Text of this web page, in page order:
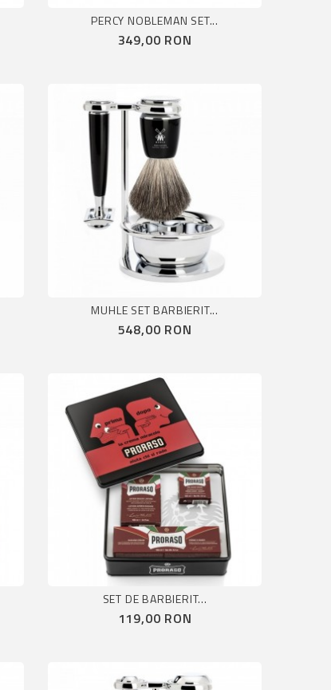
PERCY NOBLEMAN SET...
Pret
349,00 RON
MUHLE SET BARBIERIT...
Pret
548,00 RON
SET DE BARBIERIT...
Pret
119,00 RON